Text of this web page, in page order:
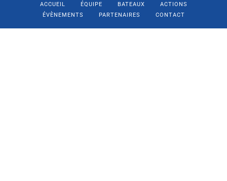
ACCUEIL ÉQUIPE BATEAUX
ACTIONS
ÉVÈNEMENTS
PARTENAIRES CONTACT